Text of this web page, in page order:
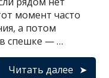
момент часто
а потом
спешке — …
Читать далее